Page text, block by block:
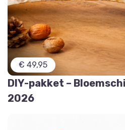
€ 49,95
DIY-pakket –
2026